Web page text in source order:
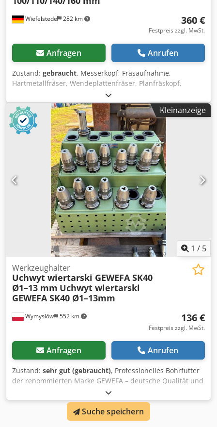
Wiefelstede 282 km 360 €
Festpreis zzgl. MwSt.
Anfragen Anrufen
Zustand: gebraucht, Messerkopf, Fräsaufnahme,
Hartmetallfräser, Wendeplattenfräser, Planfräskopf,
Fräskopf, Messerkopf-Aufsteckfräser, Planfräser, Eckfräser
-Hersteller: Gewefa Sandvik Coromant, Planfräser
Messerkopf 4 Stück -Typ: Ø 100/110/140/160 mm
verschiedene Ausführungen, siehe Fotos -Aufnahme:
SK50x40x40 -Abgabe/Preis: komplett Dedpfx Aeu Uwv Iob
Sjck -Transportabmessung. 280/270/H230 mm -Gewicht:
Kleinanzeige
1 / 5
Wymysłów 552 km
Werkzeughalter
Uchwyt wiertarski GEWEFA SK40
Ø1–13 mm Uchwyt wiertarski
GEWEFA SK40 Ø1–13mm
136 €
Festpreis zzgl. MwSt.
Anfragen Anrufen
Zustand: sehr gut (gebraucht), Professionelles Bohrfutter
der renommierten Marke GEWEFA – deutsche Qualität und
Präzision in der Ausführung. Geeignet zur Aufnahme von
Bohrern und Bearbeitungswerkzeugen in CNC-
Fräsmaschinen, Bearbeitungszentren sowie klassischen
Maschinen mit SK40 DIN 69871 Aufnahme. 📌 Technische
Suche speichern